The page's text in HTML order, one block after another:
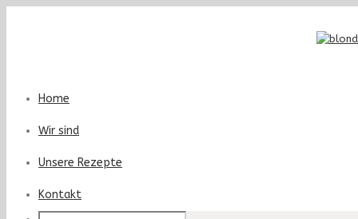
Home
Wir sind
Unsere Rezepte
Kontakt